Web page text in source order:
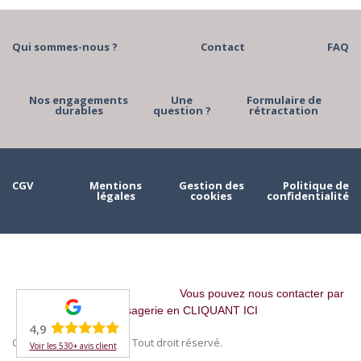
Qui sommes-nous ? Contact FAQ
Nos engagements
durables
Une
question ?
Formulaire de
rétractation
CGV Mentions
légales
Gestion des
cookies
Politique de
confidentialité
Vous pouvez nous contacter par
messagerie en CLIQUANT ICI
Copyright © 2023 MAAH. Tout droit réservé.
4,9
Voir les 530+ avis client